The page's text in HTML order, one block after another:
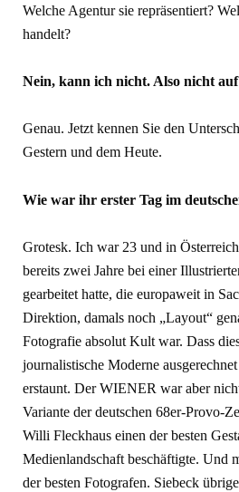
Welche Agentur sie repräsentiert?
handelt?
Nein, kann ich nicht. Also nicht
Genau. Jetzt kennen Sie den
Gestern und dem Heute.
Wie war ihr erster Tag im
Grotesk. Ich war 23 und in
bereits zwei Jahre bei einer
gearbeitet hatte, die europaweit in
Direktion, damals noch „Layout“
Fotografie absolut Kult war. Dass
journalistische Moderne
erstaunt. Der WIENER war aber
Variante der deutschen 68er-Provo-
Willi Fleckhaus einen der besten
Medienlandschaft beschäftigte. Und
der besten Fotografen. Siebeck